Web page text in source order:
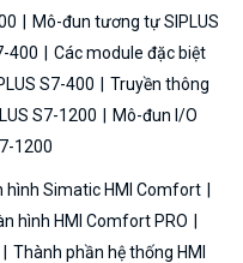
Mô-đun tương tự SIPLUS
400
Các module đặc biệt
S7-400
Truyền thông
S7-1200
Mô-đun I/O
1200
hình Simatic HMI Comfort
hình HMI Comfort PRO
Thành phần hệ thống HMI